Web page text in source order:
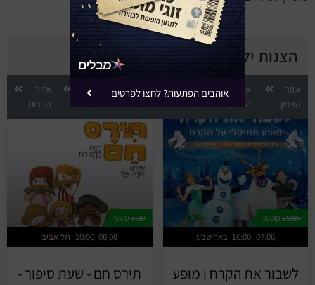
הצגות ילדים לפי אזור
אזור
הצפון
אזור
השרון
אזור
המרכז
אזור
השפלה
אזור
ירושלים
אזור
הדרום
259₪
באר שבע 16:00 07.08
לשבור את הקרח ו מופע
75₪
59₪
תל אביב 10:00 08.08
תירס חם - שעת סיפור -
אוהבים הפתעות? לחצו לפרטים